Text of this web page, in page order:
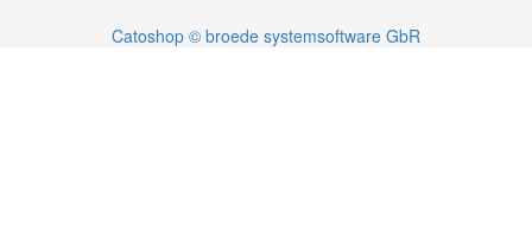
Catoshop © broede systemsoftware GbR